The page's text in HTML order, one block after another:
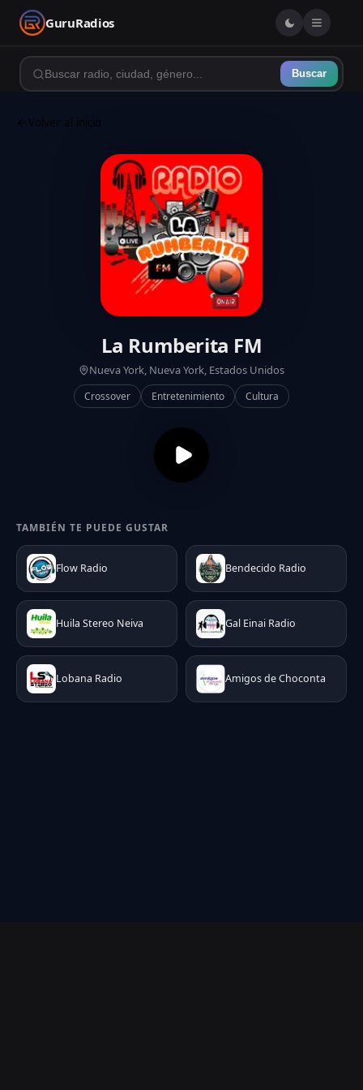
GuruRadios
Buscar
Volver al inicio
La Rumberita FM
Nueva York, Nueva York, Estados Unidos
Crossover Entretenimiento Cultura
TAMBIÉN TE PUEDE GUSTAR
Flow Radio Bendecido Radio
Huila Stereo Neiva Gal Einai Radio
Lobana Radio Amigos de Choconta